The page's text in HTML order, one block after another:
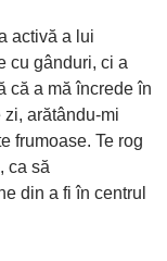
activă a lui
cu gânduri, ci a
că a mă încrede în
arătându-mi
frumoase. Te rog
ca să
din a fi în centrul